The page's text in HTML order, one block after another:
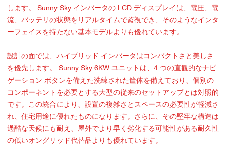
します。 Sunny Sky インバータの LCD ディスプレイは、電圧、電
流、バッテリの状態をリアルタイムで監視でき、そのようなインタ
ーフェイスを持たない基本モデルよりも優れています。
設計の面では、ハイブリッド インバータはコンパクトさと美しさ
を優先します。 Sunny Sky 6KW ユニットは、4 つの直観的なナビ
ゲーション ボタンを備えた洗練された筐体を備えており、個別の
コンポーネントを必要とする大型の従来のセットアップとは対照的
です。この統合により、設置の複雑さとスペースの必要性が軽減さ
れ、住宅用途に優れたものになります。さらに、その堅牢な構造は
過酷な天候にも耐え、屋外でより早く劣化する可能性がある耐久性
の低いオングリッド代替品よりも優れています。